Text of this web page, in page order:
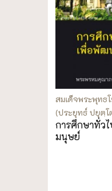
สมเด็จพระพุทธ
(ประยุทธ์ ปยุตฺโ
การศึกษาทั่ว
มนุษย์